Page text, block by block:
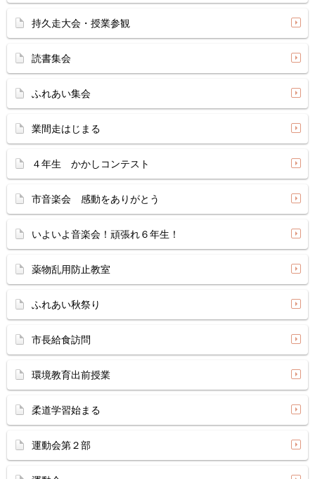
持久走大会・授業参観
読書集会
ふれあい集会
業間走はじまる
４年生 かかしコンテスト
市音楽会 感動をありがとう
いよいよ音楽会！頑張れ６年生！
薬物乱用防止教室
ふれあい秋祭り
市長給食訪問
環境教育出前授業
柔道学習始まる
運動会第２部